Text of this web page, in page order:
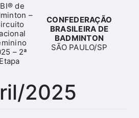
de
–
– 2ª
Etapa
CONFEDERAÇÃO
BRASILEIRA DE
BADMINTON
SÃO PAULO/SP
2025